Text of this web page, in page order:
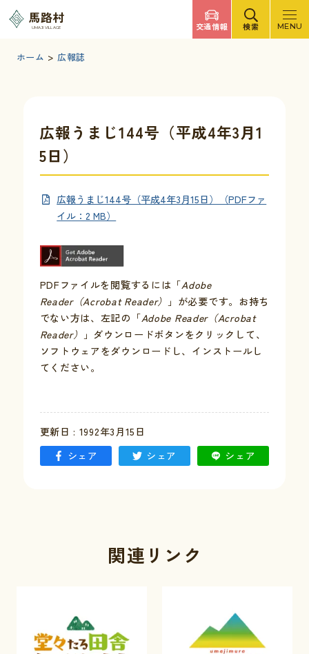
馬路村
UMAJI VILLAGE 交通情報 検索 MENU
ホーム > 広報誌
広報うまじ144号（平成4年3月1
5日）
広報うまじ144号（平成4年3月15日）（PDFファ
イル：2 MB）
PDFファイルを閲覧するには「Adobe
Reader（Acrobat Reader） 」が必要です。お持ち
でない方は、左記の「Adobe Reader（Acrobat
Reader） 」ダウンロードボタンをクリックして、
ソフトウェアをダウンロードし、インストールし
てください。
更新日 : 1992年3月15日
シェア
シェア シェア
関連リンク
観光・イベント
移住・定住
ふるさと納税
お問い合わせ
例規集
文字サイズ